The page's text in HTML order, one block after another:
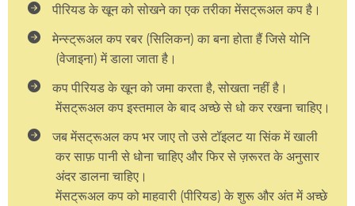
पीरियड के खून को सोखने का एक तरीका मेंसट्रूअल कप है।
मेन्स्ट्रूअल कप रबर (सिलिकन) का बना होता हैं जिसे योनि
(वेजाइना) में डाला जाता है।
कप पीरियड के खून को जमा करता है, सोखता नहीं है।
मेंसट्रूअल कप इस्तमाल के बाद अच्छे से धो कर रखना चाहिए।
जब मेंसट्रूअल कप भर जाए तो उसे टॉइलट या सिंक में खाली
कर साफ़ पानी से धोना चाहिए और फिर से ज़रूरत के अनुसार
अंदर डालना चाहिए।
मेंसट्रूअल कप को माहवारी (पीरियड) के शुरू और अंत में अच्छे